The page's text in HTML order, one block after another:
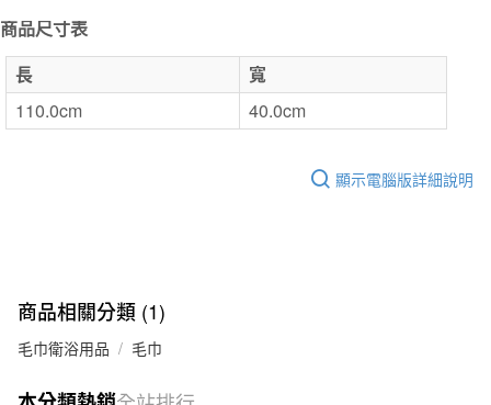
付款後7-11取貨
宅配
每筆NT$150，滿NT$2,000(含以上)免運費
商品尺寸表
長
寬
110.0cm
40.0cm
顯示電腦版詳細說明
商品相關分類 (1)
毛巾衛浴用品 毛巾